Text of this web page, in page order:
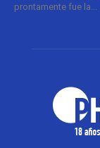
prontamente fue la...